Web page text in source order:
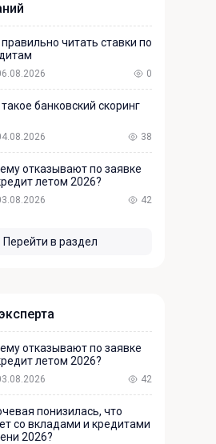
правильно читать ставки по
0
банковский скоринг
38
отказывают по заявке
летом 2026?
42
Перейти в раздел
отказывают по заявке
летом 2026?
42
понизилась, что
со вкладами и кредитами
2026?